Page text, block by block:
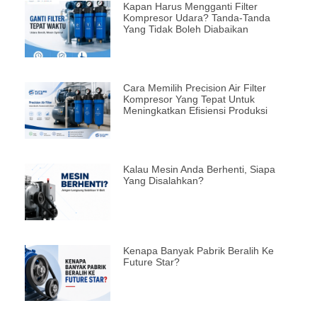
Kapan Harus Mengganti Filter
Kompresor Udara? Tanda-Tanda
Yang Tidak Boleh Diabaikan
Cara Memilih Precision Air Filter
Kompresor Yang Tepat Untuk
Meningkatkan Efisiensi Produksi
Kalau Mesin Anda Berhenti, Siapa
Yang Disalahkan?
Kenapa Banyak Pabrik Beralih Ke
Future Star?